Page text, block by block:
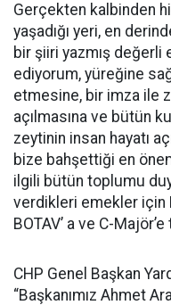
Gerçekten kalbinden
yaşadığı yeri, en
bir şiiri yazmış
ediyorum, yüreğine
etmesine, bir imza ile
açılmasına ve bütün
zeytinin insan hayatı
bize bahşettiği en
ilgili bütün toplumu
verdikleri emekler için
BOTAV’ a ve C-
CHP Genel Başkan
“Başkanımız Ahmet